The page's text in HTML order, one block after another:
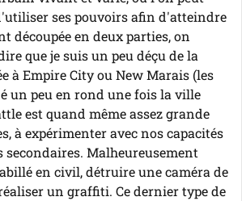
ses pouvoirs afin d'atteindre
découpée en deux parties, on
que je suis un peu déçu de la
à Empire City ou New Marais (les
un peu en rond une fois la ville
est quand même assez grande
à expérimenter avec nos capacités
secondaires. Malheureusement
en civil, détruire une caméra de
un graffiti. Ce dernier type de